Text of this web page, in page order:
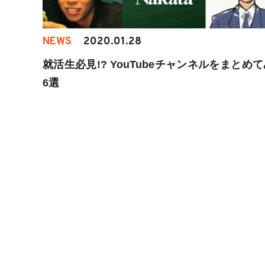
NEWS 2020.01.28
就活生必見!? YouTubeチャンネルをまとめ
6選